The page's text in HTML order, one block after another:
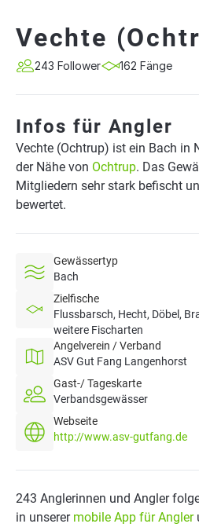
Vechte
243 Follower 162 Fänge
Infos für Angler
Vechte (Ochtrup) ist ein Bach in
der Nähe von Ochtrup. Das
Mitgliedern sehr stark befischt
bewertet.
Gewässertyp
Bach
Zielfische
Flussbarsch, Hecht, Döbel,
weitere Fischarten
Angelverein / Verband
ASV Gut Fang Langenhorst
Gast-/ Tageskarte
Verbandsgewässer
Webseite
http://www.asv-gutfang.de
243 Anglerinnen und Angler
in unserer mobile App für Angler